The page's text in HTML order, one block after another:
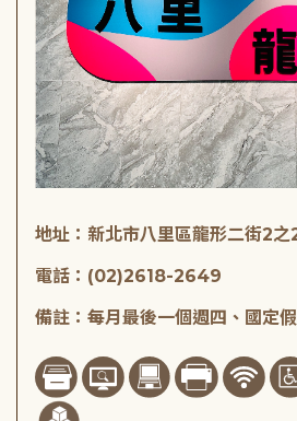
地址：新北市八里區龍形二街2
電話：(02)2618-2649
備註：每月最後一個週四、國定假